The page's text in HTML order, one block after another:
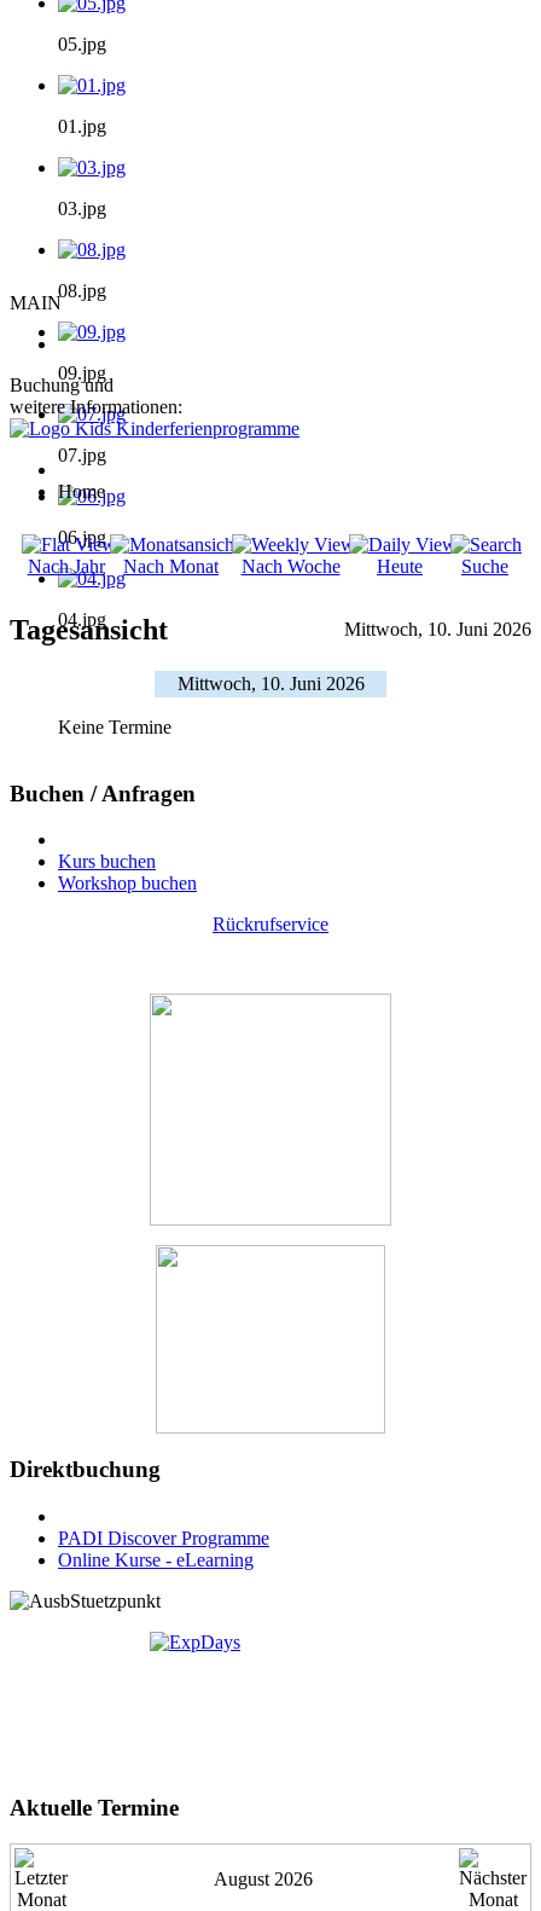
05.jpg
01.jpg
03.jpg
08.jpg
09.jpg
07.jpg
06.jpg
04.jpg
MAIN
Buchung und
weitere Informationen:
Home
Nach Jahr Nach Monat Nach Woche Heute Suche
Tagesansicht Mittwoch, 10. Juni 2026
Mittwoch, 10. Juni 2026
Keine Termine
Buchen / Anfragen
Kurs buchen
Workshop buchen
Rückrufservice
Direktbuchung
PADI Discover Programme
Online Kurse - eLearning
Aktuelle Termine
August 2026